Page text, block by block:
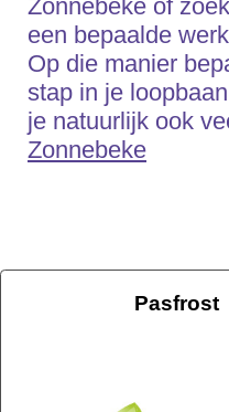
Zonnebeke of
een bepaalde
Op die manier
stap in je
je natuurlijk ook
Zonnebeke
Pasfrost